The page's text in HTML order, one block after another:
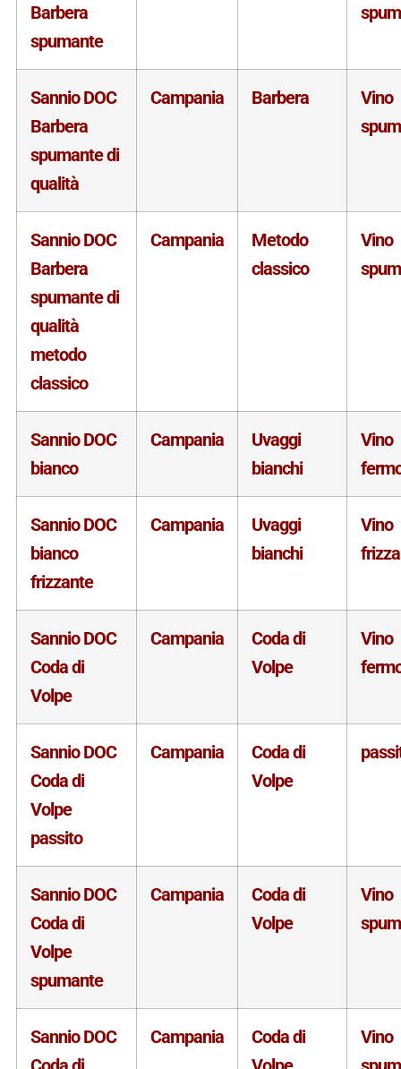
Barbera
spumante
Sannio DOC
Barbera
spumante di
qualità
Campania Barbera
Vino
Sannio DOC
Barbera
spumante di
qualità
metodo
classico
Campania
Metodo
classico
Vino
Sannio DOC
bianco
Campania
Uvaggi
bianchi
Vino
Sannio DOC
bianco
frizzante
Campania
Uvaggi
bianchi
Vino
Sannio DOC
Coda di
Volpe
Campania
Coda di
Volpe
Vino
Sannio DOC
Coda di
Volpe
passito
Campania
Coda di
Volpe
Sannio DOC
Coda di
Volpe
spumante
Campania
Coda di
Volpe
Vino
Sannio DOC
Campania
Coda di
Vino